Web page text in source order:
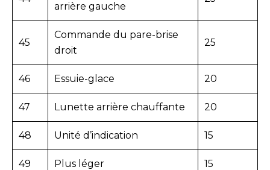
arrière gauche
45
Commande du pare-brise
droit
25
46 Essuie-glace 20
47 Lunette arrière chauffante 20
48 Unité d’indication 15
49 Plus léger 15